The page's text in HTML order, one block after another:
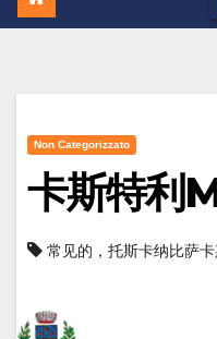
Non Categorizzato
卡斯特利
常见的，托斯卡纳比萨